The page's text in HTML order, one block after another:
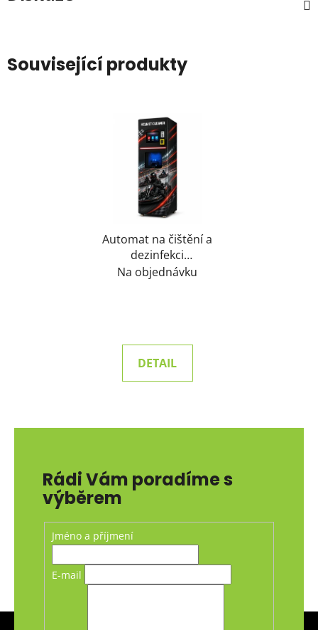
Související produkty
Automat na čištění a
dezinfekci
motokárových helem a
Na objednávku
DETAIL
Rádi Vám poradíme s
výběrem
Jméno a příjmení
E-mail